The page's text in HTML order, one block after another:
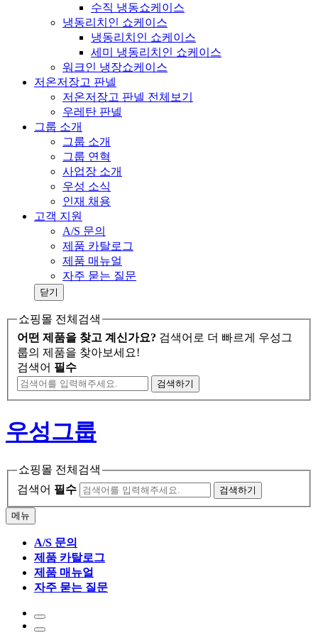
수직 냉동쇼케이스
냉동리치인 쇼케이스
냉동리치인 쇼케이스
세미 냉동리치인 쇼케이스
워크인 냉장쇼케이스
저온저장고 판넬
저온저장고 판넬 전체보기
우레탄 판넬
그룹 소개
그룹 소개
그룹 연혁
사업장 소개
우성 소식
인재 채용
고객 지원
A/S 문의
제품 카탈로그
제품 매뉴얼
자주 묻는 질문
닫기
쇼핑몰 전체검색
어떤 제품을 찾고 계신가요? 검색어로 더 빠르게 우성그
룹의 제품을 찾아보세요!
검색어 필수
검색하기
우성그룹
쇼핑몰 전체검색
검색어 필수 검색하기
메뉴
A/S 문의
제품 카탈로그
제품 매뉴얼
자주 묻는 질문